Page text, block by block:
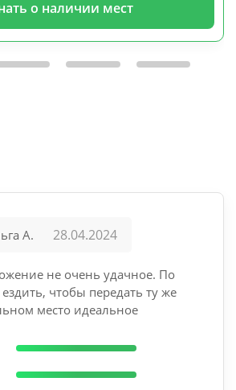
о наличии мест
А. 28.04.2024
не очень удачное. По
чтобы передать ту же
место идеальное